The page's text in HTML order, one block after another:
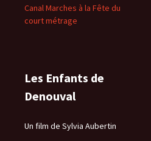
Canal Marches à la Fête du
court métrage
Les Enfants de
Denouval
Un film de Sylvia Aubertin